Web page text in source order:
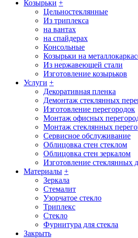
Козырьки +
Цельностеклянные
Из триплекса
на вантах
на спайдерах
Консольные
Козырьки на
Из нержавеющей стали
Изготовление козырьков
Услуги +
Декоративная пленка
Демонтаж стеклянных
Изготовление перегородок
Монтаж офисных
Монтаж стеклянных
Сервисное обслуживание
Облицовка стен стеклом
Облицовка стен зеркалом
Изготовление стеклянных
Материалы +
Зеркала
Стемалит
Узорчатое стекло
Триплекс
Стекло
Фурнитура для стекла
Закрыть